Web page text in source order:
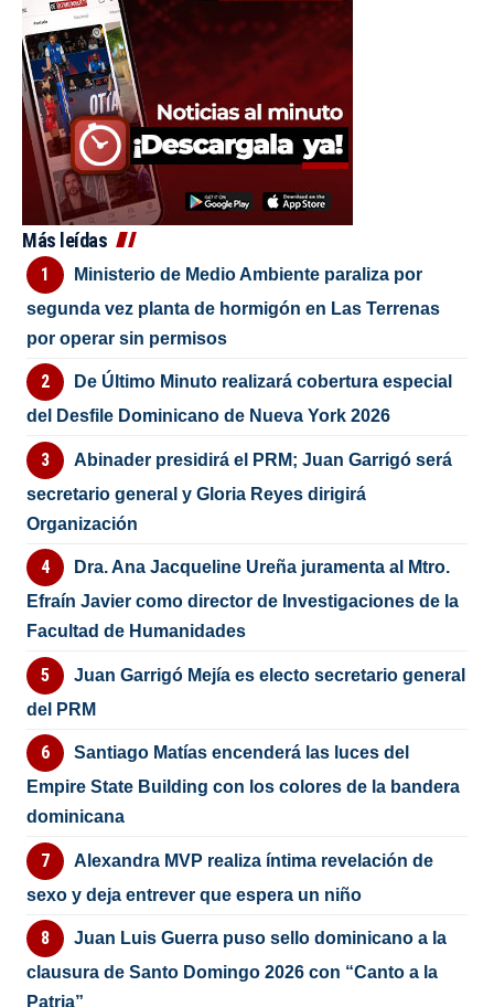
Más leídas
Ministerio de Medio Ambiente paraliza por
segunda vez planta de hormigón en Las Terrenas
por operar sin permisos
De Último Minuto realizará cobertura especial
del Desfile Dominicano de Nueva York 2026
Abinader presidirá el PRM; Juan Garrigó será
secretario general y Gloria Reyes dirigirá
Organización
Dra. Ana Jacqueline Ureña juramenta al Mtro.
Efraín Javier como director de Investigaciones de la
Facultad de Humanidades
Juan Garrigó Mejía es electo secretario general
del PRM
Santiago Matías encenderá las luces del
Empire State Building con los colores de la bandera
dominicana
Alexandra MVP realiza íntima revelación de
sexo y deja entrever que espera un niño
Juan Luis Guerra puso sello dominicano a la
clausura de Santo Domingo 2026 con “Canto a la
Patria”